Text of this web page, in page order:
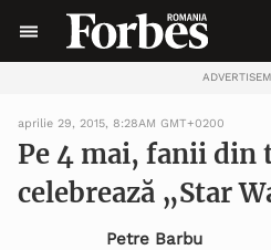
aprilie 29, 2015, 8:28AM GMT+0200
Pe 4 mai, fanii din
celebrează „Star
Petre Barbu